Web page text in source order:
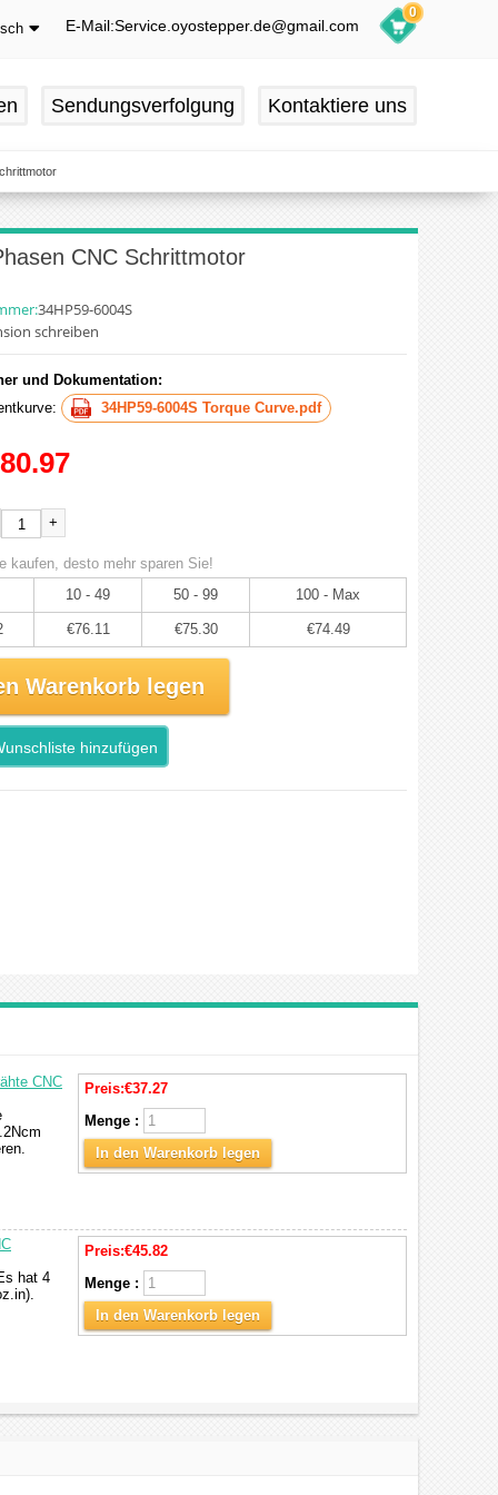
E-Mail:Service.oyostepper.de@gmail.com
0
Sendungsverfolgung Kontaktiere uns
CNC Schrittmotor
34HP59-6004S
schreiben
und Dokumentation:
34HP59-6004S Torque Curve.pdf
+
kaufen, desto mehr sparen Sie!
10 - 49 50 - 99 100 - Max
€76.11 €75.30 €74.49
Warenkorb legen
hinzufügen
CNC
Preis:€37.27
Menge :
In den Warenkorb legen
hat 4
Preis:€45.82
Menge :
In den Warenkorb legen